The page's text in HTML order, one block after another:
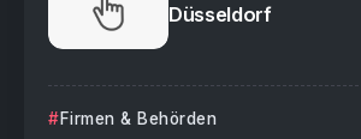
Düsseldorf
Firmen & Behörden